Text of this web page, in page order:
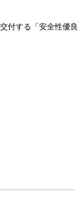
付する「安全性優良